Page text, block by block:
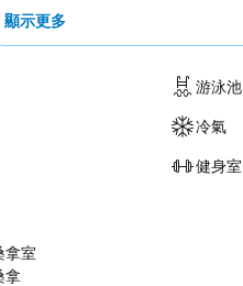
顯示更多
游泳池
冷氣
健身室
拿室
拿